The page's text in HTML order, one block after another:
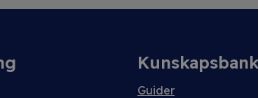
Guider